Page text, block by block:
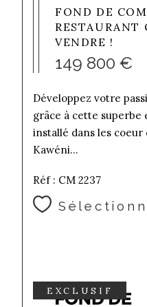
FOND DE
RESTAURANT
VENDRE !
149 800 €
Développez votre
grâce à cette
installé dans les coeur
Kawéni...
Réf : CM 2237
EXCLUSIF